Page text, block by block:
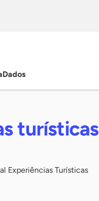
Dados
turísticas
Experiências Turísticas